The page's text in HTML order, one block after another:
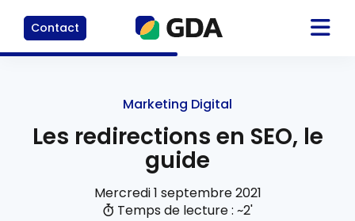
Contact
Marketing Digital
Les redirections en SEO, le
guide
Mercredi 1 septembre 2021
Temps de lecture : ~2'